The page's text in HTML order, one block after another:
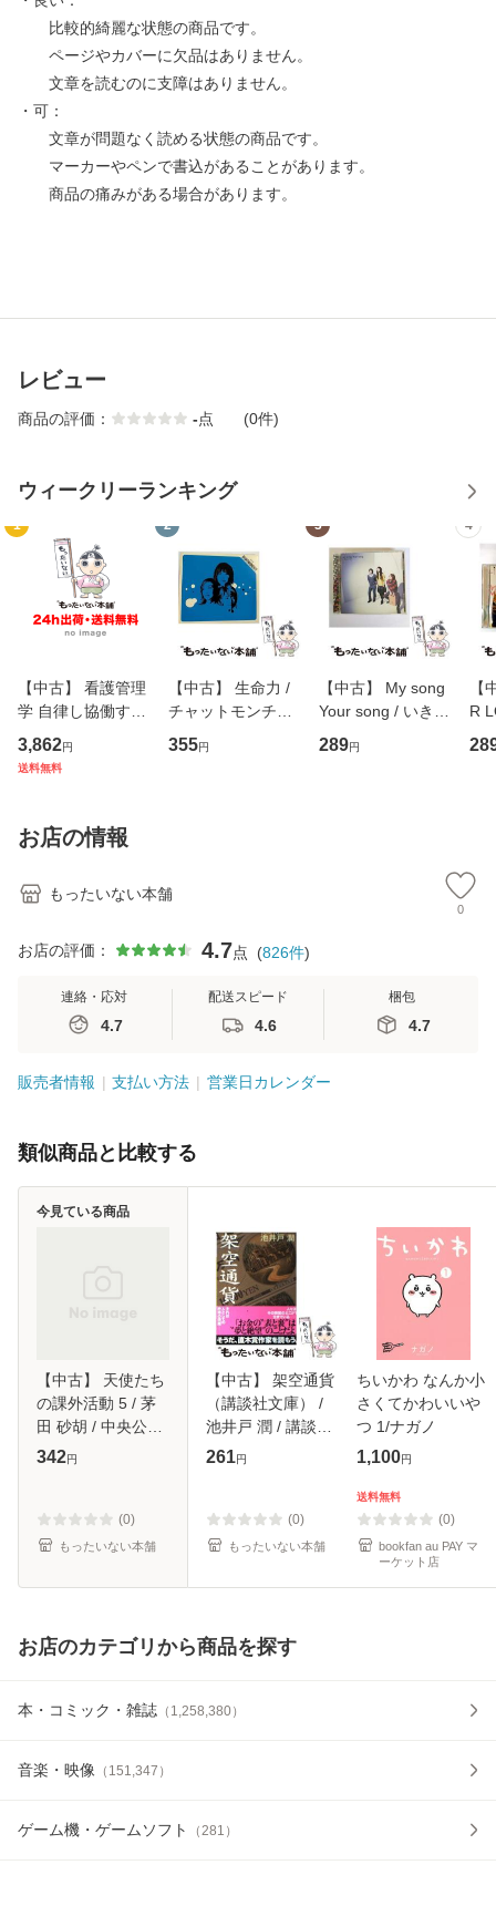
比較的綺麗な状態の商品です。
ページやカバーに欠品はありません。
文章を読むのに支障はありません。
・可：
文章が問題なく読める状態の商品です。
マーカーやペンで書込があることがあります。
商品の痛みがある場合があります。
レビュー
商品の評価： -点 (0件)
ウィークリーランキング
1
【中古】 看護管理
学 自律し協働する
専門職の看護マネ
ジメントスキル 改
恵 藤本幸三 / 南江
堂 [単行
3,862円
送料無料
2
【中古】 生命力 /
チャットモンチー /
キューンレコード
[CD]【メール便送
355円
3
【中古】 My song
Your song / いきも
のがかり / [CD]
【メール便送料無
289円
4
【
R
産
お店の情報
もったいない本舗
0
お店の評価： 4.7点 (826件)
連絡・応対
4.7
配送スピード
4.6
梱包
4.7
販売者情報 支払い方法 営業日カレンダー
類似商品と比較する
【中古】 天使たち
の課外活動 5 / 茅
田 砂胡 / 中央公論
新社 [新書]【メー
342円
(0)
もったいない本舗
今見ている商品
【中古】 架空通貨
（講談社文庫） /
池井戸 潤 / 講談社
[文庫]【メール便送
261円
(0)
もったいない本舗
ちいかわ なんか小
さくてかわいいや
つ 1/ナガノ
1,100円
送料無料
(0)
bookfan au PAY マ
ーケット店
お店のカテゴリから商品を探す
本・コミック・雑誌 （ 1,258,380）
音楽・映像 （ 151,347 ）
ゲーム機・ゲームソフト （281 ）